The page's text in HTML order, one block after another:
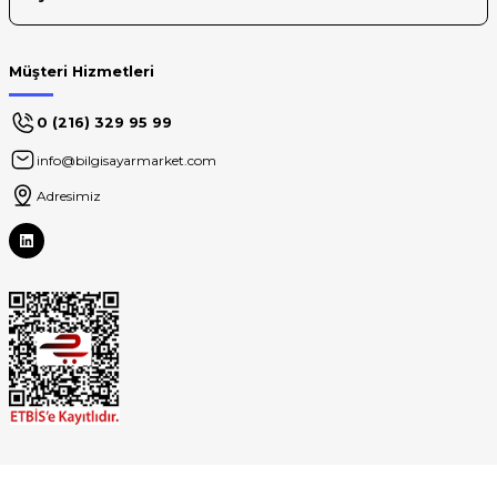
Müşteri Hizmetleri
0 (216) 329 95 99
info@bilgisayarmarket.com
Adresimiz